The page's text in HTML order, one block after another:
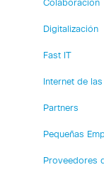
Colaboración
Digitalización
Fast IT
Internet de
Partners
Pequeñas
Proveedores